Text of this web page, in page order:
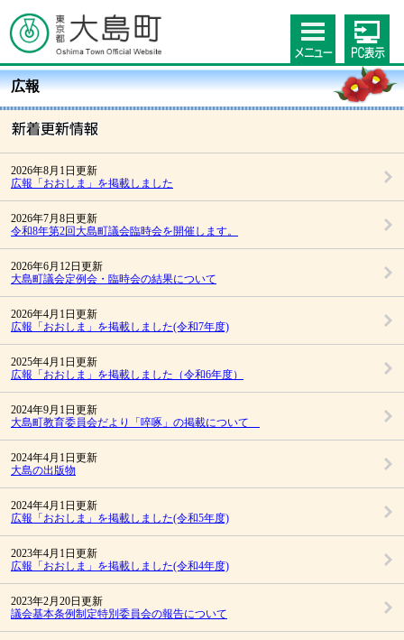
広報
2026年8月1日更新
広報「おおしま」を掲載しました
2026年7月8日更新
令和8年第2回大島町議会臨時会を開催します。
2026年6月12日更新
大島町議会定例会・臨時会の結果について
2026年4月1日更新
広報「おおしま」を掲載しました(令和7年度)
2025年4月1日更新
広報「おおしま」を掲載しました（令和6年度）
2024年9月1日更新
大島町教育委員会だより「啐啄」の掲載について
2024年4月1日更新
大島の出版物
2024年4月1日更新
広報「おおしま」を掲載しました(令和5年度)
2023年4月1日更新
広報「おおしま」を掲載しました(令和4年度)
2023年2月20日更新
議会基本条例制定特別委員会の報告について